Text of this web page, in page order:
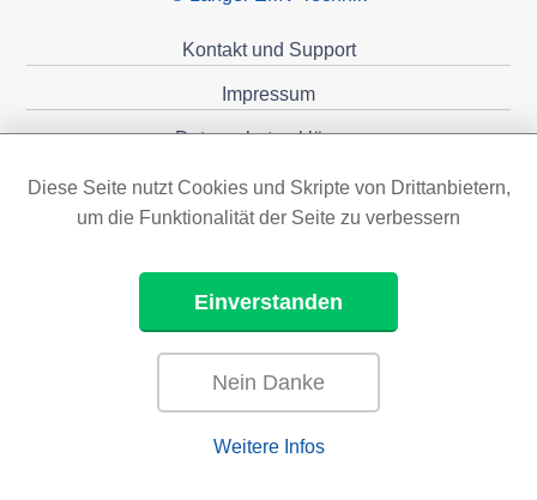
Kontakt und Support
Impressum
Datenschutzerklärung
Förderungen
Diese Seite nutzt Cookies und Skripte von Drittanbietern,
um die Funktionalität der Seite zu verbessern
Einverstanden
Nein Danke
Weitere Infos